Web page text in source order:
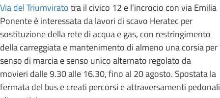
Via del Triumviratotra il civico 12 e l’incrocio con via Emilia
Ponente è interessata da lavori di scavo Heratec per
sostituzione della rete di acqua e gas, con restringimento
della carreggiata e mantenimento di almeno una corsia per
senso di marcia e senso unico alternato regolato da
movieri dalle 9.30 alle 16.30, fino al 20 agosto. Spostata la
fermata del bus e creati percorsi e attraversamenti pedonali